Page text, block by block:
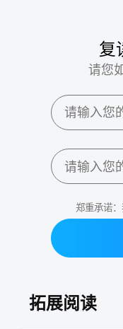
复
请您
郑重承诺
拓展阅读